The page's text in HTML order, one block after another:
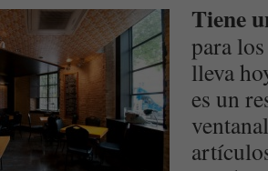
Tiene
para
lleva
es un